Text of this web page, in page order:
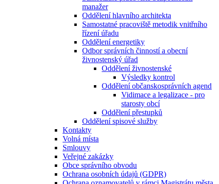
manažer
Oddělení hlavního architekta
Samostatné pracoviště metodik vnitřního
řízení úřadu
Oddělení energetiky
Odbor správních činností a obecní
živnostenský úřad
Oddělení živnostenské
Výsledky kontrol
Oddělení občanskosprávních agend
Vidimace a legalizace - pro
starosty obcí
Oddělení přestupků
Oddělení spisové služby
Kontakty
Volná místa
Smlouvy
Veřejné zakázky
Obce správního obvodu
Ochrana osobních údajů (GDPR)